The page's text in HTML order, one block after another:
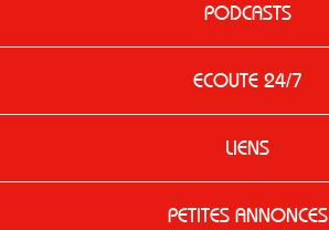
PODCASTS
ECOUTE 24/7
LIENS
PETITES ANNONCES